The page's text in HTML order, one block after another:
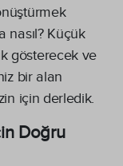
nasıl? Küçük
gösterecek ve
bir alan
için derledik.
Doğru